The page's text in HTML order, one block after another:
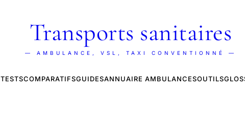
Transports sanitaires
— AMBULANCE, VSL, TAXI CONVENTIONNÉ —
TESTSCOMPARATIFSGUIDESANNUAIRE AMBULANCESOUTILS